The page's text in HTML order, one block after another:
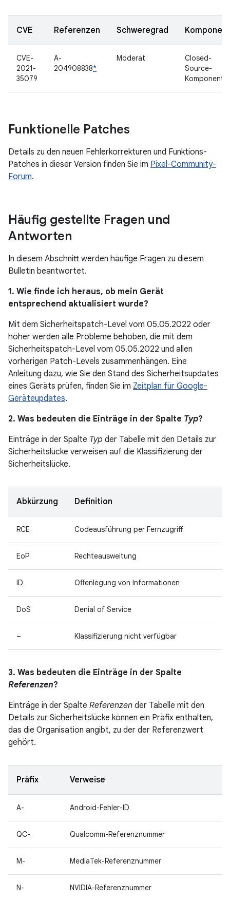
CVE Referenzen Schweregrad
CVE-
2021-
35079
A-
204908838*
Moderat
Closed-
Source-
Komponente
Funktionelle Patches
Details zu den neuen Fehlerkorrekturen und Funktions-
Patches in dieser Version finden Sie im Pixel-Community-
Forum.
Häufig gestellte Fragen und
Antworten
In diesem Abschnitt werden häufige Fragen zu diesem
Bulletin beantwortet.
1. Wie finde ich heraus, ob mein Gerät
entsprechend aktualisiert wurde?
Mit dem Sicherheitspatch-Level vom 05.05.2022 oder
höher werden alle Probleme behoben, die mit dem
Sicherheitspatch-Level vom 05.05.2022 und allen
vorherigen Patch-Levels zusammenhängen. Eine
Anleitung dazu, wie Sie den Stand des Sicherheitsupdates
eines Geräts prüfen, finden Sie im Zeitplan für Google-
Geräteupdates.
2. Was bedeuten die Einträge in der Spalte Typ?
Einträge in der Spalte Typ der Tabelle mit den Details zur
Sicherheitslücke verweisen auf die Klassifizierung der
Sicherheitslücke.
Abkürzung Definition
RCE Codeausführung per Fernzugriff
EoP Rechteausweitung
ID Offenlegung von Informationen
DoS Denial of Service
– Klassifizierung nicht verfügbar
3. Was bedeuten die Einträge in der Spalte
Referenzen?
Einträge in der Spalte Referenzen der Tabelle mit den
Details zur Sicherheitslücke können ein Präfix enthalten,
das die Organisation angibt, zu der der Referenzwert
gehört.
Präfix Verweise
A- Android-Fehler-ID
QC- Qualcomm-Referenznummer
M- MediaTek-Referenznummer
N- NVIDIA-Referenznummer